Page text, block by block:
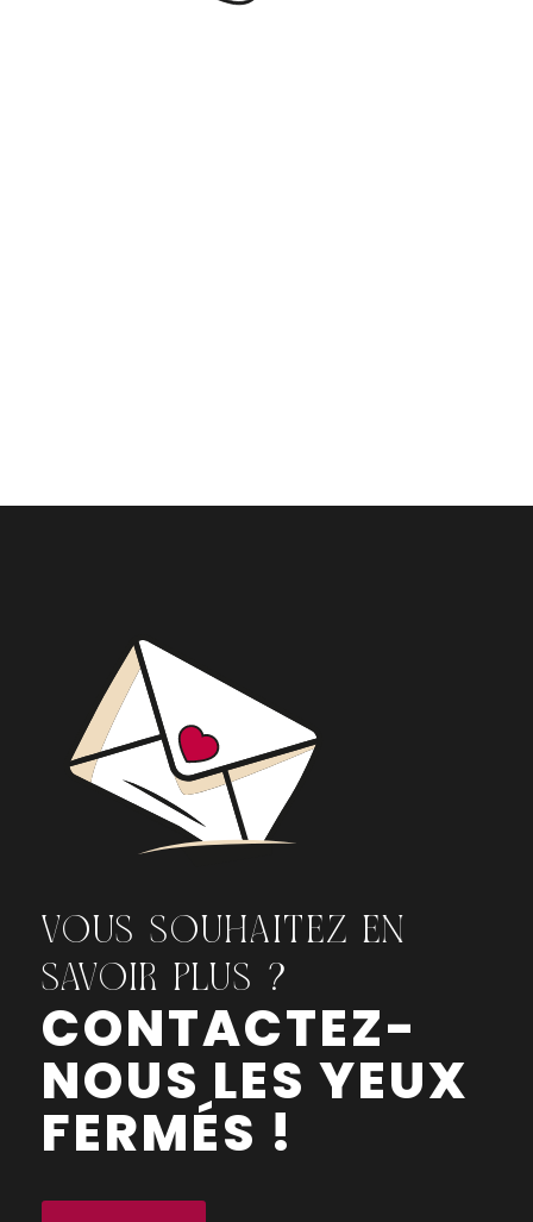
VOUS SOUHAITEZ EN
SAVOIR PLUS ?
CONTACTEZ-
NOUS LES YEUX
FERMÉS !